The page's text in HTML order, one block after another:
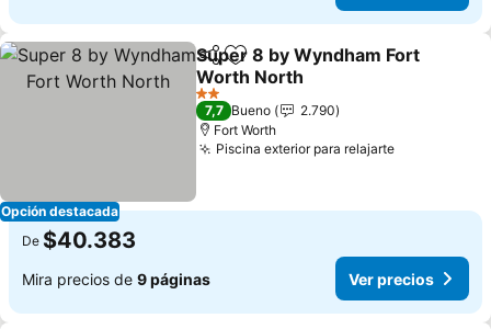
Opción destacada
CompartirAgregar a favoritos
Super 8 by Wyndham Fort
Worth North
Ver precios
2 Estrellas
7,7 Bueno
2.790
Fort Worth
Piscina exterior para relajarteVer precios
De $40.383
Mira precios de 9 páginas Ver precios